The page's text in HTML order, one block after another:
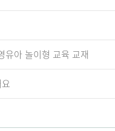
유아 놀이형 교육 교재